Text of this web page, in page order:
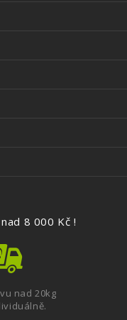
8 000 Kč !
nad 20kg